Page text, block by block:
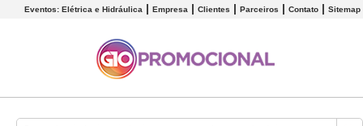
Eventos: Elétrica e Hidráulica Empresa Clientes Parceiros Contato Sitemap